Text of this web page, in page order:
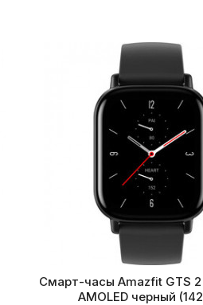
Смарт-часы Amazfit GTS 2
AMOLED черный